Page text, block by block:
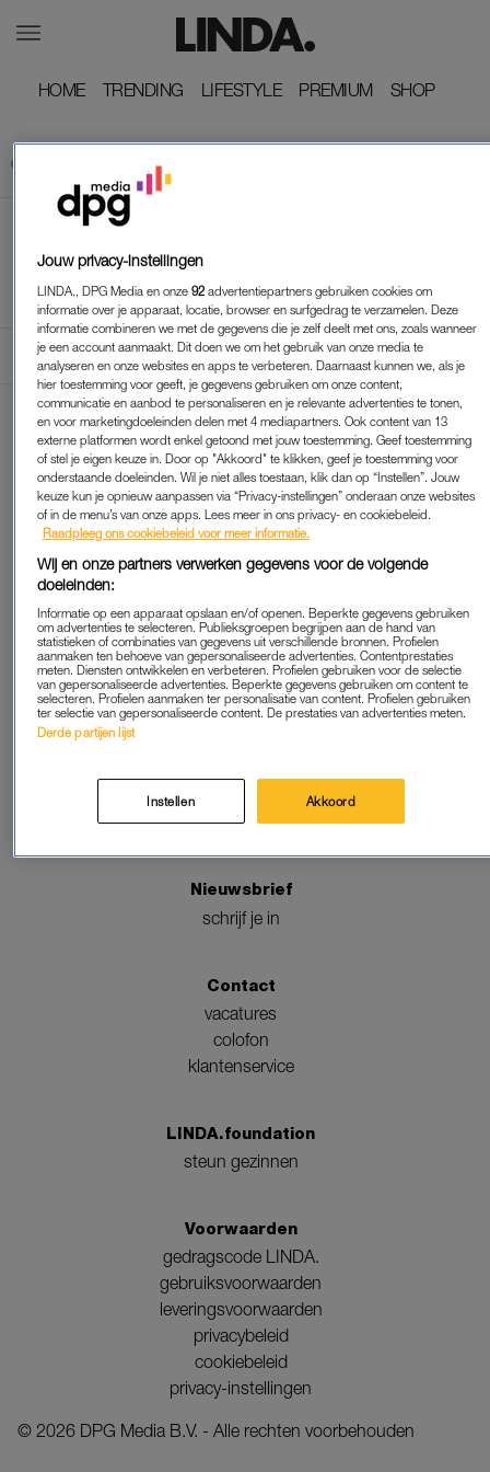
HOME
HOME TRENDING
TRENDING LIFESTYLE
LIFESTYLE PREMIUM
PREMIUM SHOP
SHOP
GEVONDEN.
Categorie
Rubrieken
GEEN ZOEKRESULTATEN VOOR"OP
HETERDAAD"
Volg ons
Adverteren
mogelijkheden
Nieuwsbrief
schrijf je in
Contact
vacatures
colofon
klantenservice
LINDA.foundation
steun gezinnen
Voorwaarden
gedragscode LINDA.
gebruiksvoorwaarden
leveringsvoorwaarden
privacybeleid
cookiebeleid
privacy-instellingen
© 2026 DPG Media B.V. - Alle rechten voorbehouden
Jouw privacy-instellingen
LINDA., DPG Media en onze 92advertentiepartners gebruiken cookies om
informatie over je apparaat, locatie, browser en surfgedrag te verzamelen. Deze
informatie combineren we met de gegevens die je zelf deelt met ons, zoals wanneer
je een account aanmaakt. Dit doen we om het gebruik van onze media te
analyseren en onze websites en apps te verbeteren. Daarnaast kunnen we, als je
hier toestemming voor geeft, je gegevens gebruiken om onze content,
communicatie en aanbod te personaliseren en je relevante advertenties te tonen,
en voor marketingdoeleinden delen met 4 mediapartners. Ook content van 13
externe platformen wordt enkel getoond met jouw toestemming. Geef toestemming
of stel je eigen keuze in. Door op "Akkoord" te klikken, geef je toestemming voor
onderstaande doeleinden. Wil je niet alles toestaan, klik dan op “Instellen”. Jouw
keuze kun je opnieuw aanpassen via “Privacy-instellingen” onderaan onze websites
of in de menu’s van onze apps. Lees meer in ons privacy- en cookiebeleid.
Raadpleeg ons cookiebeleid voor meer informatie.
Wij en onze partners verwerken gegevens voor de volgende
doeleinden:
Informatie op een apparaat opslaan en/of openen. Beperkte gegevens gebruiken
om advertenties te selecteren. Publieksgroepen begrijpen aan de hand van
statistieken of combinaties van gegevens uit verschillende bronnen. Profielen
aanmaken ten behoeve van gepersonaliseerde advertenties. Contentprestaties
meten. Diensten ontwikkelen en verbeteren. Profielen gebruiken voor de selectie
van gepersonaliseerde advertenties. Beperkte gegevens gebruiken om content te
selecteren. Profielen aanmaken ter personalisatie van content. Profielen gebruiken
ter selectie van gepersonaliseerde content. De prestaties van advertenties meten.
Derde partijen lijst
Instellen Akkoord